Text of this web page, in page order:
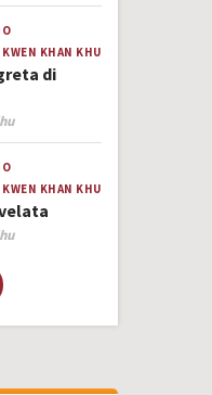
KHAN KHU
di
KHAN KHU